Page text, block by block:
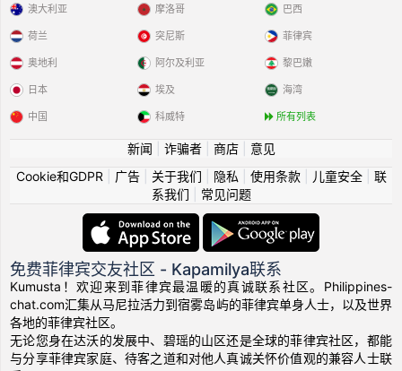
澳大利亚
荷兰
奥地利
日本
中国
摩洛哥
突尼斯
阿尔及利亚
埃及
科威特
巴西
菲律宾
黎巴嫩
海湾
所有列表
新闻 诈骗者| 商店| 意见
Cookie和GDPR
广告| 关于我们 隐私 使用条款| 儿童安全| 联
系我们
常见问题
免费菲律宾交友社区 - Kapamilya联系
Kumusta！欢迎来到菲律宾最温暖的真诚联系社区。Philippines-
chat.com汇集从马尼拉活力到宿雾岛屿的菲律宾单身人士，以及世界
各地的菲律宾社区。
无论您身在达沃的发展中、碧瑶的山区还是全球的菲律宾社区，都能
与分享菲律宾家庭、待客之道和对他人真诚关怀价值观的兼容人士联